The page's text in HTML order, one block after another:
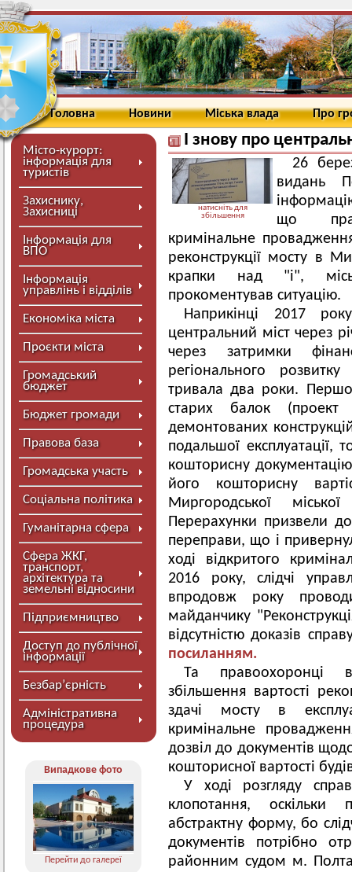
Головна Новини Міська влада Про
Місто-курорт:
інформація для
туристів
Захиснику,
Захисниці
Інформація для
ВПО
Інформація
управлінь і відділів
Економіка міста
Проєкти міста
Громадський
бюджет
Бюджет громади
Правова база
Громадська участь
Соціальна політика
Гуманітарна сфера
Сфера ЖКГ,
транспорт,
архітектура та
земельні відносини
Підприємництво
Доступ до публічної
інформації
Безбар’єрність
Адміністративна
процедура
Випадкове фото
Перейти до галереї
І знову про
натисніть для
збільшення
26
видань
що
кримінальне
реконструкції мосту в
крапки над "і",
прокоментував ситуацію.
Наприкінці 2017
центральний міст через
через затримки
регіонального
тривала два роки.
старих балок
демонтованих
подальшої експлуатації,
кошторисну
його кошторисну
Миргородської
Перерахунки призвели до
переправи, що і
ході відкритого
2016 року, слідчі
впродовж року
майданчику
відсутністю доказів
посиланням.
Та правоохоронці
збільшення вартості
здачі мосту в
кримінальне
дозвіл до документів
кошторисної вартості
У ході розгляду
клопотання, оскільки
абстрактну форму, бо
документів потрібно
районним судом м.